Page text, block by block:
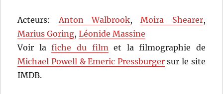
Acteurs:Anton Walbrook,Moira Shearer,
Marius Goring,Léonide Massine
Voir lafiche du filmet la filmographie de
Michael Powell & Emeric Pressburgersur le site
IMDB.